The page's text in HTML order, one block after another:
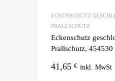
ECKENSCHUTZ
PRALLSCHUTZ
Eckenschutz
Prallschutz, 454530
41,65 €